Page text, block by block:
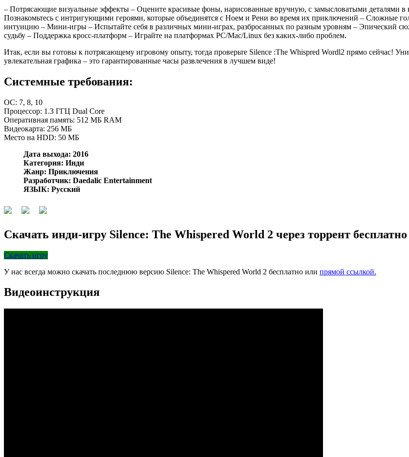
– Потрясающие визуальные эффекты – Оцените красивые фоны, нарисованные вручную, с замысловатыми деталями в
Познакомьтесь с интригующими героями, которые объединятся с Ноем и Рени во время их приключений – Сложные
интуицию – Мини-игры – Испытайте себя в различных мини-играх, разбросанных по разным уровням – Эпический
судьбу – Поддержка кросс-платформ – Играйте на платформах PC/Mac/Linux без каких-либо проблем.
Итак, если вы готовы к потрясающему игровому опыту, тогда проверьте Silence :The Whispred Wordl2 прямо сейчас!
увлекательная графика – это гарантированные часы развлечения в лучшем виде!
Системные требования:
OC: 7, 8, 10
Процессор: 1.3 ГГЦ Dual Core
Оперативная память: 512 МБ RAM
Видеокарта: 256 МБ
Место на HDD: 50 МБ
Дата выхода: 2016
Категория: Инди
Жанр: Приключения
Разработчик: Daedalic Entertainment
ЯЗЫК: Русский
Скачать инди-игру Silence: The Whispered World 2 через торрент бесплатно
Скачать игру
У нас всегда можно скачать последнюю версию Silence: The Whispered World 2 бесплатно или прямой ссылкой.
Видеоинструкция